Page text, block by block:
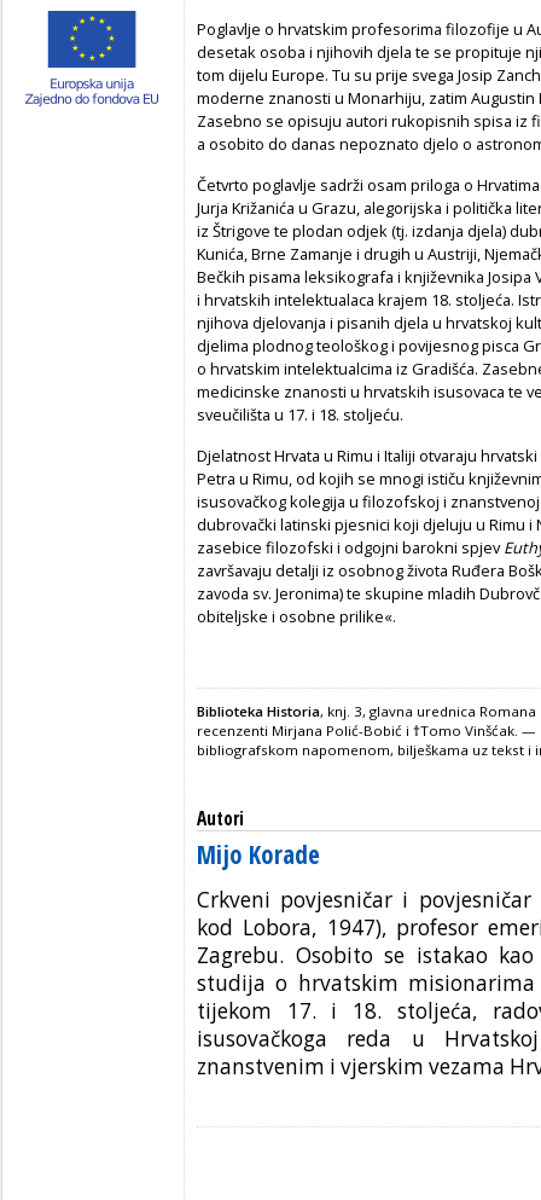
Poglavlje o hrvatskim profesorima filozofije u
desetak osoba i njihovih djela te se propituje
tom dijelu Europe. Tu su prije svega Jo­sip
moderne znanosti u Monarhiju, zatim Augustin
Zasebno se opisuju autori rukopisnih spisa iz
a osobito do danas nepoznato djelo o
Četvrto poglavlje sadrži osam priloga o
Jurja Križanića u Grazu, alegorijska i politička
iz Štrigove te plodan odjek (tj. izdanja djela)
Kunića, Brne Zamanje i dru­gih u Austriji,
Bečkih pisama leksikografa i književnika
i hrvatskih intelektualaca krajem 18. stoljeća.
njihova djelovanja i pisanih djela u hrvatskoj
djelima plodnog teološkog i povijesnog pisca
o hrvatskim intelektualcima iz Gradišća.
medicinske znanosti u hrvatskih isusovaca te
sveučilišta u 17. i 18. stoljeću.
Djelatnost Hrvata u Rimu i Italiji otvaraju
Petra u Rimu, od kojih se mnogi ističu
isusovačkog kolegija u filozofskoj i
dubrovački latinski pjesnici koji djeluju u Rimu i
zase­bice filozofski i odgojni barokni spjev
završavaju detalji iz osobnog života Ruđera
zavoda sv. Jeronima) te skupine mladih
obiteljske i osobne prilike«.
Biblioteka Historia, knj. 3, glavna urednica
recenzenti Mirjana Polić-Bobić i †Tomo Vinšćak. —
bibliografskom napomenom, bilješkama uz tekst i
Autori
Mijo Korade
Crkveni povjesničar i povjesničar
kod Lobora, 1947), profesor
Zagrebu. Osobito se istakao
studija o hrvatskim misionarima
tijekom 17. i 18. stoljeća,
isusovačkoga reda u
znanstvenim i vjerskim vezama